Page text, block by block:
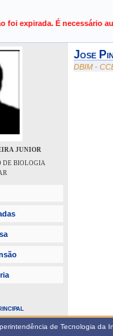
foi expirada. É necessário
JUNIOR
DE BIOLOGIA
Jose
DBIM -
de Tecnologia da